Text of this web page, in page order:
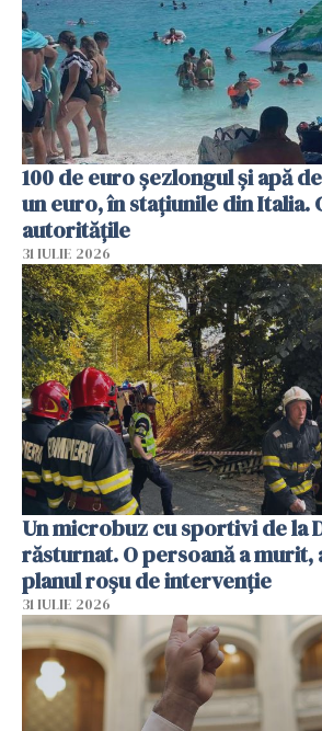
100 de euro șezlongul și apă
un euro, în stațiunile din Italia.
autoritățile
31 IULIE 2026
Un microbuz cu sportivi de la
răsturnat. O persoană a murit,
planul roșu de intervenție
31 IULIE 2026